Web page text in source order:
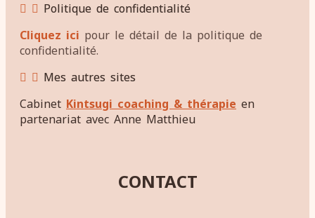
Politique de confidentialité
Cliquez ici pour le détail de la politique de
confidentialité.
Mes autres sites
Cabinet Kintsugi coaching & thérapie en
partenariat avec Anne Matthieu
CONTACT